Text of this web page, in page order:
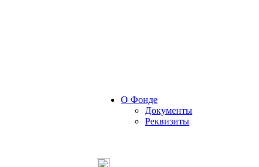
О Фонде
Документы
Реквизиты